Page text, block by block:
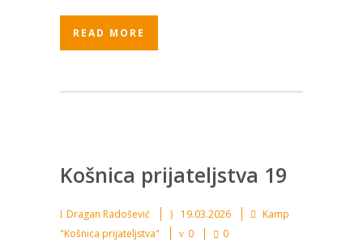
READ MORE
Košnica prijateljstva 19
Dragan Radošević 19.03.2026
Kamp
"Košnica prijateljstva"
0 0